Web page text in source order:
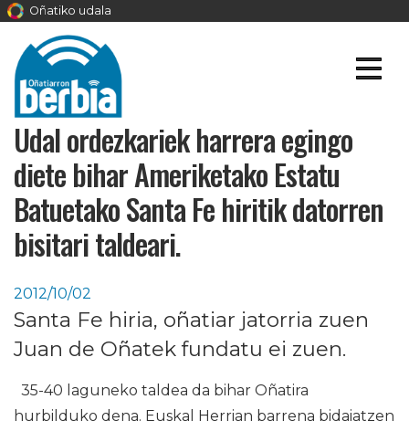
Oñatiko udala
Udal ordezkariek harrera egingo
diete bihar Ameriketako Estatu
Batuetako Santa Fe hiritik datorren
bisitari taldeari.
2012/10/02
Santa Fe hiria, oñatiar jatorria zuen
Juan de Oñatek fundatu ei zuen.
35-40 laguneko taldea da bihar Oñatira
hurbilduko dena. Euskal Herrian barrena bidaiatzen